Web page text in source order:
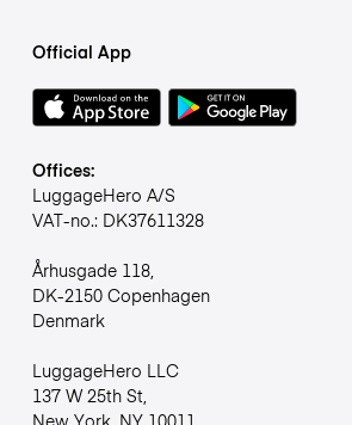
Official App
Offices:
LuggageHero A/S
VAT-no.: DK37611328
Århusgade 118,
DK-2150 Copenhagen
Denmark
LuggageHero LLC
137 W 25th St,